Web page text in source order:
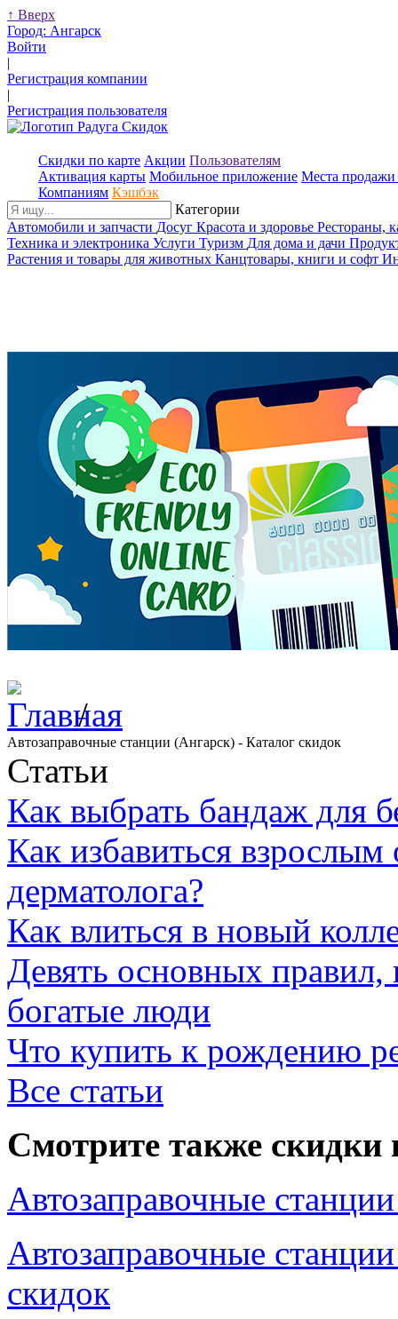
↑ Вверх
Город: Ангарск
Войти
|
Регистрация компании
|
Регистрация пользователя
Скидки по карте Акции Пользователям
Активация карты Мобильное приложение Места продажи
Компаниям Кэшбэк
Категории
Автомобили и запчасти Досуг Красота и здоровье Рестораны,
Техника и электроника Услуги Туризм Для дома и дачи
Растения и товары для животных Канцтовары, книги и софт
/
Автозаправочные станции (Ангарск) - Каталог скидок
Статьи
Как выбрать бандаж для
Как избавиться
дерматолога?
Как влиться в новый
Девять основных
богатые люди
Что купить к рождению
Все статьи
Смотрите также скидки
Автозаправочные
Автозаправочные
скидок